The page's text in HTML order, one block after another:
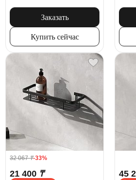
Заказать
Купить сейчас
32 067₸-33%
21 400 ₸ 45